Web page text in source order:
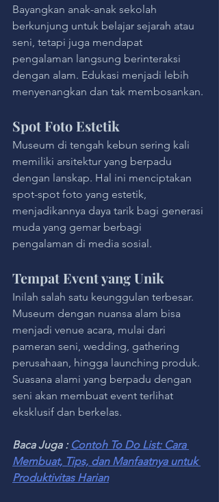
Bayangkan anak-anak sekolah
berkunjung untuk belajar sejarah atau
seni, tetapi juga mendapat
pengalaman langsung berinteraksi
dengan alam. Edukasi menjadi lebih
menyenangkan dan tak membosankan.
Spot Foto Estetik
Museum di tengah kebun sering kali
memiliki arsitektur yang berpadu
dengan lanskap. Hal ini menciptakan
spot-spot foto yang estetik,
menjadikannya daya tarik bagi generasi
muda yang gemar berbagi
pengalaman di media sosial.
Tempat Event yang Unik
Inilah salah satu keunggulan terbesar.
Museum dengan nuansa alam bisa
menjadi venue acara, mulai dari
pameran seni, wedding, gathering
perusahaan, hingga launching produk.
Suasana alami yang berpadu dengan
seni akan membuat event terlihat
eksklusif dan berkelas.
Baca Juga : Contoh To Do List: Cara
Membuat, Tips, dan Manfaatnya untuk
Produktivitas Harian